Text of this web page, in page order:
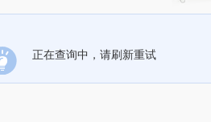
正在查询中，请刷新重试